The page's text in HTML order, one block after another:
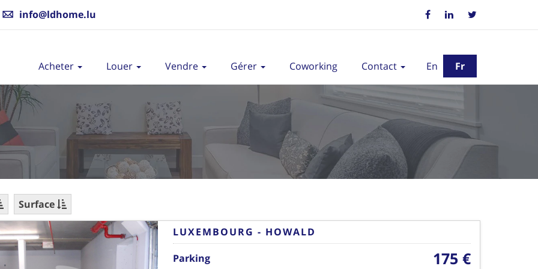
info@ldhome.lu
En Fr
Acheter Louer Vendre Gérer Coworking Contact
Surface
LUXEMBOURG - HOWALD
Parking
175 €